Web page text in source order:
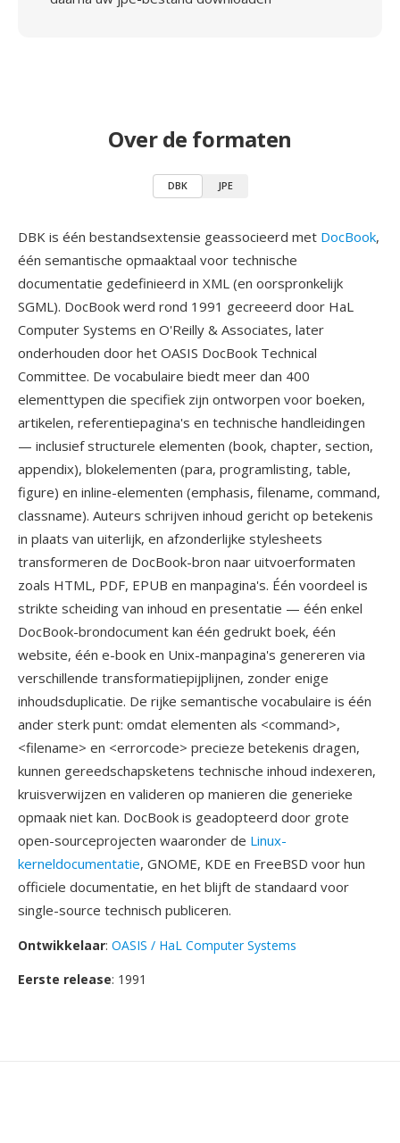
Over de formaten
DBK JPE
DBK is één bestandsextensie geassocieerd met DocBook,
één semantische opmaaktaal voor technische
documentatie gedefinieerd in XML (en oorspronkelijk
SGML). DocBook werd rond 1991 gecreeerd door HaL
Computer Systems en O'Reilly & Associates, later
onderhouden door het OASIS DocBook Technical
Committee. De vocabulaire biedt meer dan 400
elementtypen die specifiek zijn ontworpen voor boeken,
artikelen, referentiepagina's en technische handleidingen
— inclusief structurele elementen (book, chapter, section,
appendix), blokelementen (para, programlisting, table,
figure) en inline-elementen (emphasis, filename, command,
classname). Auteurs schrijven inhoud gericht op betekenis
in plaats van uiterlijk, en afzonderlijke stylesheets
transformeren de DocBook-bron naar uitvoerformaten
zoals HTML, PDF, EPUB en manpagina's. Één voordeel is
strikte scheiding van inhoud en presentatie — één enkel
DocBook-brondocument kan één gedrukt boek, één
website, één e-book en Unix-manpagina's genereren via
verschillende transformatiepijplijnen, zonder enige
inhoudsduplicatie. De rijke semantische vocabulaire is één
ander sterk punt: omdat elementen als <command>,
<filename> en <errorcode> precieze betekenis dragen,
kunnen gereedschapsketens technische inhoud indexeren,
kruisverwijzen en valideren op manieren die generieke
opmaak niet kan. DocBook is geadopteerd door grote
open-sourceprojecten waaronder de Linux-
kerneldocumentatie, GNOME, KDE en FreeBSD voor hun
officiele documentatie, en het blijft de standaard voor
single-source technisch publiceren.
Ontwikkelaar: OASIS / HaL Computer Systems
Eerste release: 1991